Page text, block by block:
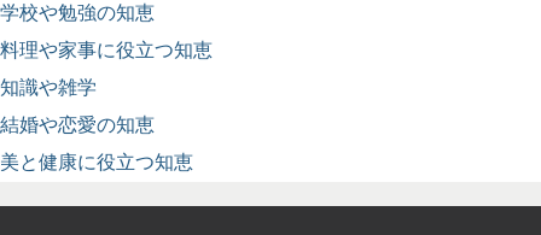
学校や勉強の知恵
料理や家事に役立つ知恵
知識や雑学
結婚や恋愛の知恵
美と健康に役立つ知恵